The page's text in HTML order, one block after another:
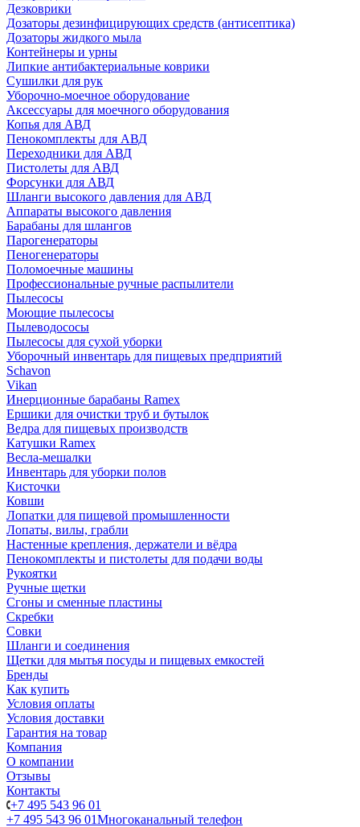
Дезковрики
Дозаторы дезинфицирующих средств (антисептика)
Дозаторы жидкого мыла
Контейнеры и урны
Липкие антибактериальные коврики
Сушилки для рук
Уборочно-моечное оборудование
Аксессуары для моечного оборудования
Копья для АВД
Пенокомплекты для АВД
Переходники для АВД
Пистолеты для АВД
Форсунки для АВД
Шланги высокого давления для АВД
Аппараты высокого давления
Барабаны для шлангов
Парогенераторы
Пеногенераторы
Поломоечные машины
Профессиональные ручные распылители
Пылесосы
Моющие пылесосы
Пылеводососы
Пылесосы для сухой уборки
Уборочный инвентарь для пищевых предприятий
Schavon
Vikan
Инерционные барабаны Ramex
Ершики для очистки труб и бутылок
Ведра для пищевых производств
Катушки Ramex
Весла-мешалки
Инвентарь для уборки полов
Кисточки
Ковши
Лопатки для пищевой промышленности
Лопаты, вилы, грабли
Настенные крепления, держатели и вёдра
Пенокомплекты и пистолеты для подачи воды
Рукоятки
Ручные щетки
Сгоны и сменные пластины
Скребки
Совки
Шланги и соединения
Щетки для мытья посуды и пищевых емкостей
Бренды
Как купить
Условия оплаты
Условия доставки
Гарантия на товар
Компания
О компании
Отзывы
Контакты
+7 495 543 96 01
+7 495 543 96 01Многоканальный телефон